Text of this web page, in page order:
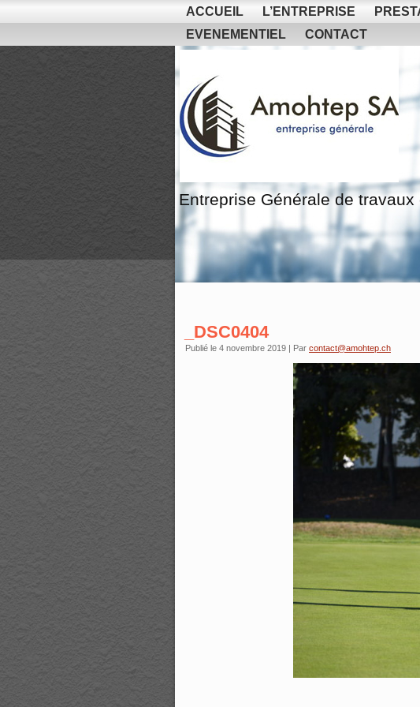
ACCUEIL L’ENTREPRISE
EVENEMENTIEL
CONTACT
Entreprise Générale de
_DSC0404
Publié le 4 novembre 2019 | Par contact@amohtep.ch